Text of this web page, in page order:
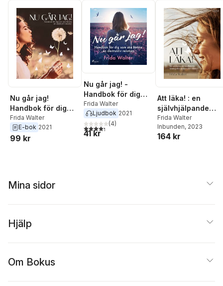
Nu går jag!
Handbok för dig
som ska lämna en
destruktiv relation
Frida Walter
E-bok 2021
99 kr
Nu går jag! -
Handbok för dig
som ska lämna en
destruktiv relation
Frida Walter
Ljudbok 2021
4,3utav 5 stjärnor. Totalt antal röster:
(4)
41 kr
Att läka! : en
självhjälpande
handbok för
läkning efter en
destruktiv relation
Frida Walter
Inbunden, 2023
164 kr
Mina sidor
Hjälp
Om Bokus